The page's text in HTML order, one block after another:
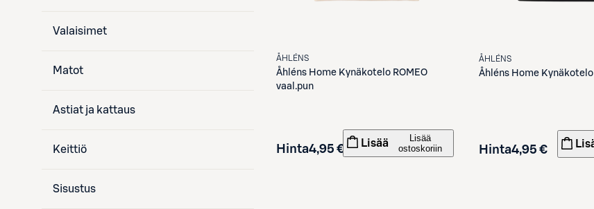
Valaisimet
Matot
Astiat ja kattaus
Keittiö
Sisustus
ÅHLÉNS
Åhléns Home Kynäkotelo ROMEO
vaal.pun
Hinta4,95 € Lisää
Lisää
ostoskoriin
ÅHLÉNS
Åhléns Home Kynäkotelo
Hinta4,95 €